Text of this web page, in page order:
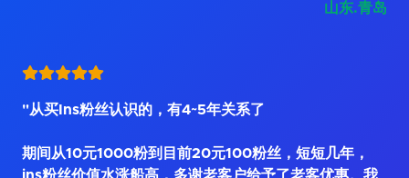
山东.青岛
"从买Ins粉丝认识的，有4~5年关系了
期间从10元1000粉到目前20元100粉丝，短短几年，